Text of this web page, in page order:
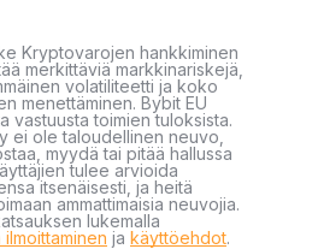
Kryptovarojen hankkiminen
merkittäviä markkinariskejä,
volatiliteetti ja koko
menettäminen. Bybit EU
vastuusta toimien tuloksista.
ei ole taloudellinen neuvo,
myydä tai pitää hallussa
tulee arvioida
itsenäisesti, ja heitä
ammattimaisia neuvojia.
lukemalla
ja käyttöehdot.